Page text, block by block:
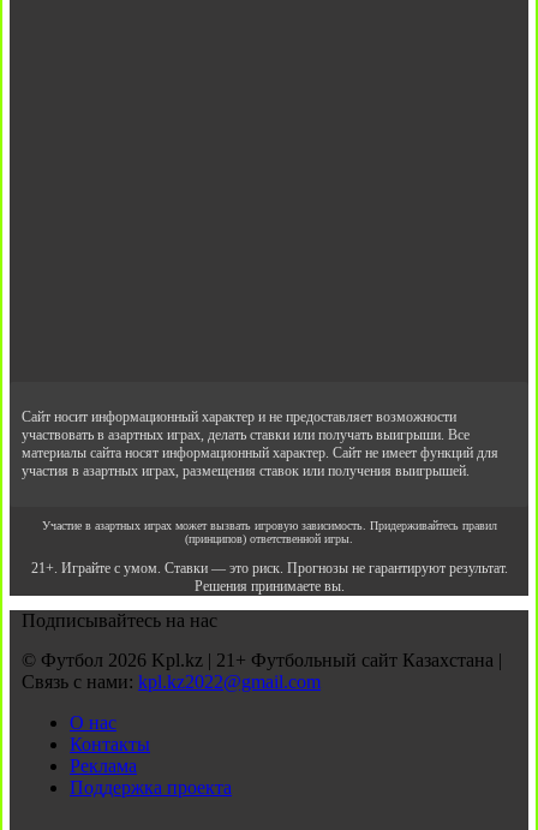
Сайт носит информационный характер и не предоставляет возможности
участвовать в азартных играх, делать ставки или получать выигрыши. Все
материалы сайта носят информационный характер. Сайт не имеет функций для
участия в азартных играх, размещения ставок или получения выигрышей.
Участие в азартных играх может вызвать игровую зависимость. Придерживайтесь правил
(принципов) ответственной игры.
21+. Играйте с умом. Ставки — это риск. Прогнозы не гарантируют результат.
Решения принимаете вы.
Подписывайтесь на нас
© Футбол 2026 Kpl.kz | 21+ Футбольный сайт Казахстана |
Связь с нами: kpl.kz2022@gmail.com
О нас
Контакты
Реклама
Поддержка проекта